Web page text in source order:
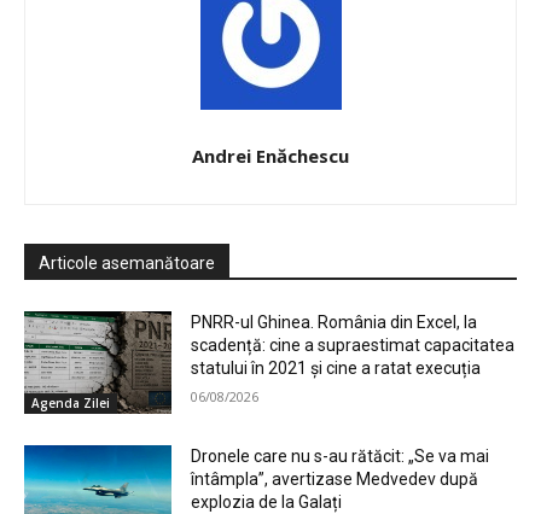
Andrei Enăchescu
Articole asemanătoare
Agenda Zilei
PNRR-ul Ghinea. România din Excel, la
scadență: cine a supraestimat capacitatea
statului în 2021 și cine a ratat execuția
06/08/2026
Dronele care nu s-au rătăcit: „Se va mai
întâmpla”, avertizase Medvedev după
explozia de la Galați